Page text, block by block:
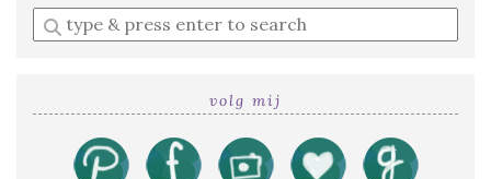
Enter
a
volg mij